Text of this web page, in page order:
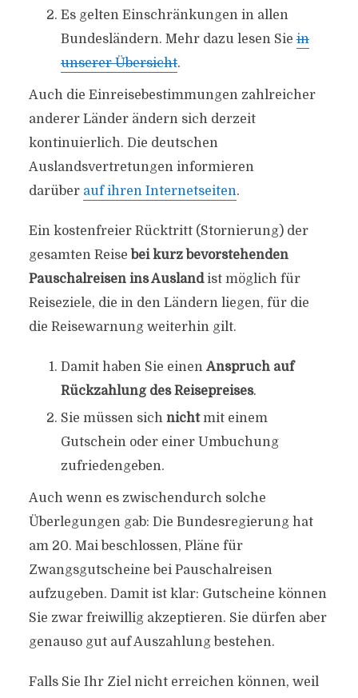
Es gelten Einschränkungen in allen
Bundesländern. Mehr dazu lesen Siein
unserer Übersicht.
Auch die Einreisebestimmungen zahlreicher
anderer Länder ändern sich derzeit
kontinuierlich. Die deutschen
Auslandsvertretungen informieren
darüber auf ihren Internetseiten.
Ein kostenfreier Rücktritt (Stornierung) der
gesamten Reise bei kurz bevorstehenden
Pauschalreisen ins Auslandist möglich für
Reiseziele, die in den Ländern liegen, für die
die Reisewarnung weiterhin gilt.
Damit haben Sie einen Anspruch auf
Rückzahlung des Reisepreises.
Sie müssen sich nichtmit einem
Gutschein oder einer Umbuchung
zufriedengeben.
Auch wenn es zwischendurch solche
Überlegungen gab: Die Bundesregierung hat
am 20. Mai beschlossen, Pläne für
Zwangsgutscheine bei Pauschalreisen
aufzugeben. Damit ist klar: Gutscheine können
Sie zwar freiwillig akzeptieren. Sie dürfen aber
genauso gut auf Auszahlung bestehen.
Falls Sie Ihr Ziel nicht erreichen können, weil